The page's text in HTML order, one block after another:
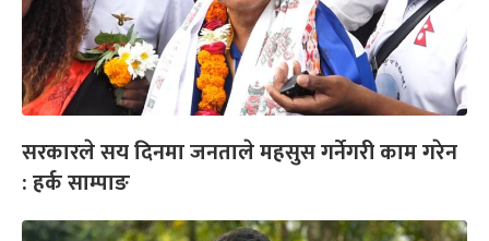
सरकारले सय दिनमा जनताले महसुस गर्नेगरी काम गरेन
: हर्क साम्पाङ